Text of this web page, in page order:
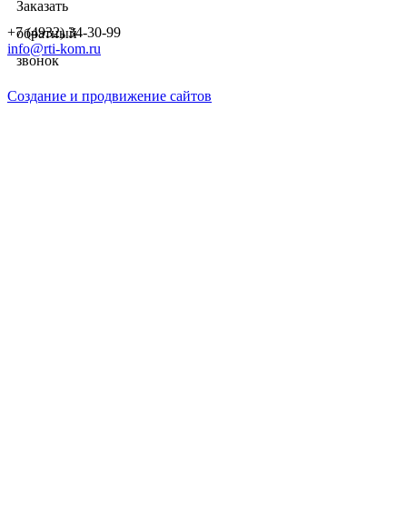
Заказать
обратный
звонок
+7 (4932) 34-30-99
info@rti-kom.ru
Создание и продвижение сайтов